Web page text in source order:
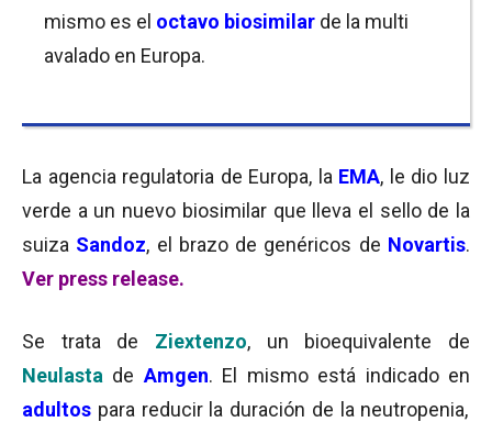
mismo es el octavo biosimilar de la multi
avalado en Europa.
La agencia regulatoria de Europa, la EMA, le dio luz
verde a un nuevo biosimilar que lleva el sello de la
suiza Sandoz, el brazo de genéricos de Novartis.
Ver press release.
Se trata de Ziextenzo, un bioequivalente de
Neulasta de Amgen. El mismo está indicado en
adultos para reducir la duración de la neutropenia,